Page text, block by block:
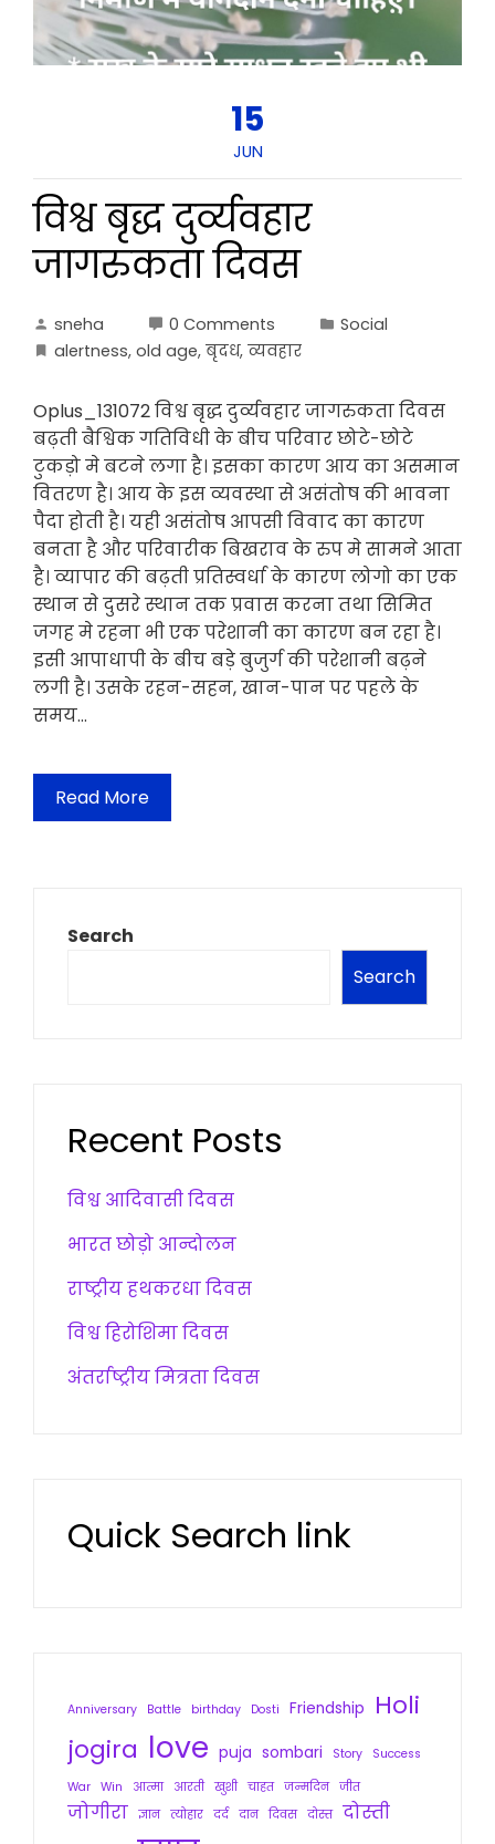
15
JUN
विश्व बृद्ध दुर्व्यवहार
जागरुकता दिवस
sneha 0 Comments
Social
alertness, old age, बृदध, व्यवहार
Oplus_131072 विश्व बृद्ध दुर्व्यवहार जागरुकता दिवस
बढ़ती बैश्विक गतिविधी के बीच परिवार छोटे-छोटे
टुकड़ो मे बटने लगा है। इसका कारण आय का असमान
वितरण है। आय के इस व्यवस्था से असंतोष की भावना
पैदा होती है। यही असंतोष आपसी विवाद का कारण
बनता है और परिवारीक बिखराव के रुप मे सामने आता
है। व्यापार की बढ़ती प्रतिस्वर्धा के कारण लोगो का एक
स्थान से दुसरे स्थान तक प्रवास करना तथा सिमित
जगह मे रहना भी एक परेशानी का कारण बन रहा है।
इसी आपाधापी के बीच बड़े बुजुर्ग की परेशानी बढ़ने
लगी है। उसके रहन-सहन, खान-पान पर पहले के
समय…
Read More
Search
Search
Recent Posts
विश्व आदिवासी दिवस
भारत छोड़ो आन्दोलन
राष्ट्रीय हथकरधा दिवस
विश्व हिरोशिमा दिवस
अंतर्राष्ट्रीय मित्रता दिवस
Quick Search link
Anniversary Battle birthday Dosti Friendship
Holi
jogira love puja sombari Story
Success
War Win आत्मा आरती खुशी चाहत जन्मदिन जीत
जोगीरा ज्ञान त्योहार दर्द दान दिवस दोस्त दोस्ती